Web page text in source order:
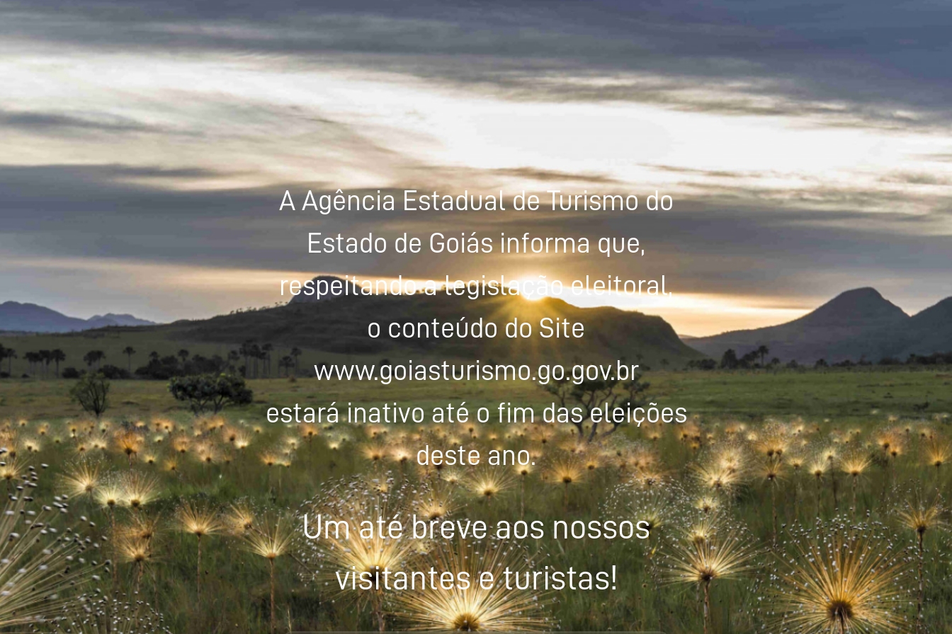
A Agência Estadual de Turismo do
Estado de Goiás informa que,
respeitando a legislação eleitoral,
o conteúdo do Site
www.goiasturismo.go.gov.br
estará inativo até o fim das eleições
deste ano.
Um até breve aos nossos
visitantes e turistas!